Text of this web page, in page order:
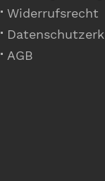
Widerrufsrecht
AGB